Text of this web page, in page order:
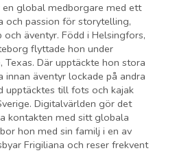
en global medborgare med ett
och passion för storytelling,
äventyr. Född i Helsingfors,
flyttade hon under
Där upptäckte hon stora
innan äventyr lockade på andra
upptäcktes till fots och kajak
Digitalvärlden gör det
kontakten med sitt globala
hon med sin familj i en av
Frigiliana och reser frekvent